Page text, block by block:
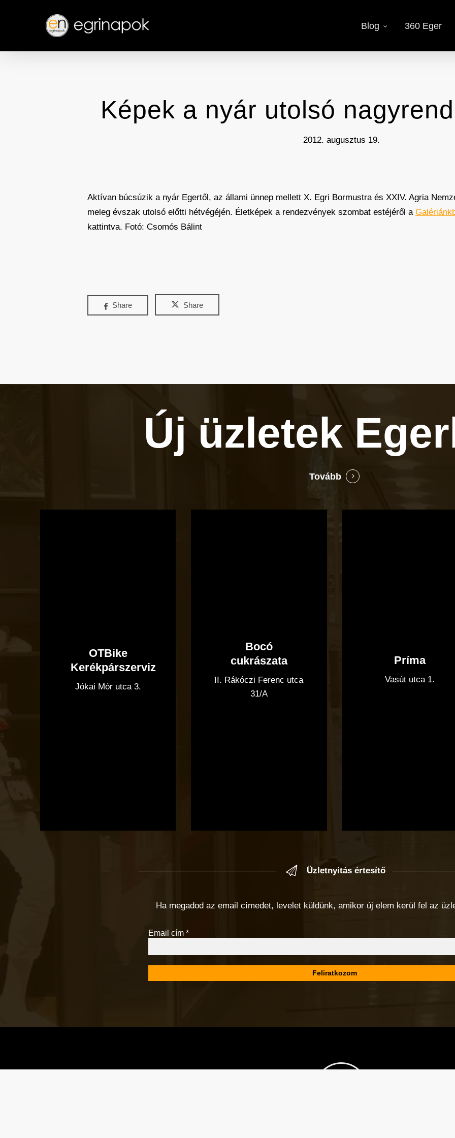
content
Blog 360 Eger
Képek a nyár utolsó
2012. augusztus 19.
Aktívan búcsúzik a nyár Egertől, az állami ünnep mellett X. Egri Bormustra és XXIV. Agria
meleg évszak utolsó előtti hétvégéjén. Életképek a rendezvények szombat estéjéről a
kattintva. Fotó: Csomós Bálint
Share Share
Új üzletek
Tovább
OTBike
Kerékpárszerviz
Jókai Mór utca 3.
Bocó
cukrászata
II. Rákóczi Ferenc utca
31/A
Príma
Vasút utca 1.
Üzletnyitás értesítő
Ha megadod az email címedet, levelet küldünk, amikor új elem kerül fel az
Email cím*